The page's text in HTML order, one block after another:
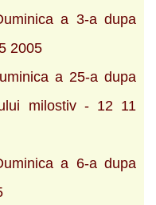
a 3-a dupa
2005
a 25-a dupa
milostiv - 12 11
a 6-a dupa